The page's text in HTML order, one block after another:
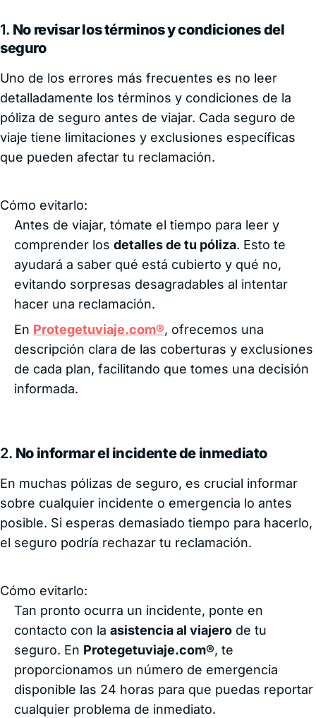
1. No revisar los términos y condiciones del
seguro
Uno de los errores más frecuentes es no leer
detalladamente los términos y condiciones de la
póliza de seguro antes de viajar. Cada seguro de
viaje tiene limitaciones y exclusiones específicas
que pueden afectar tu reclamación.
Cómo evitarlo:
Antes de viajar, tómate el tiempo para leer y
comprender los detalles de tu póliza. Esto te
ayudará a saber qué está cubierto y qué no,
evitando sorpresas desagradables al intentar
hacer una reclamación.
En Protegetuviaje.com®, ofrecemos una
descripción clara de las coberturas y exclusiones
de cada plan, facilitando que tomes una decisión
informada.
2. No informar el incidente de inmediato
En muchas pólizas de seguro, es crucial informar
sobre cualquier incidente o emergencia lo antes
posible. Si esperas demasiado tiempo para hacerlo,
el seguro podría rechazar tu reclamación.
Cómo evitarlo:
Tan pronto ocurra un incidente, ponte en
contacto con la asistencia al viajero de tu
seguro. En Protegetuviaje.com®, te
proporcionamos un número de emergencia
disponible las 24 horas para que puedas reportar
cualquier problema de inmediato.